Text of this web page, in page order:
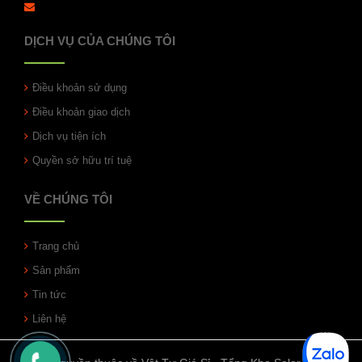
DỊCH VỤ CỦA CHÚNG TÔI
Điều khoản sử dụng
Điều khoản giao dịch
Dịch vụ tiện ích
Quyền sở hữu trí tuệ
VỀ CHÚNG TÔI
Trang chủ
Sản phẩm
Tin tức
Liên hệ